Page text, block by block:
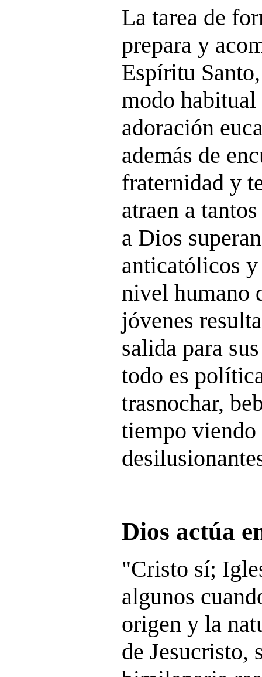
La tarea de
prepara y
Espíritu
modo
adoración
además de
fraternidad y
atraen a
a Dios
anticatólicos
nivel humano
jóvenes
salida para
todo es
trasnochar,
tiempo viendo
Dios actúa
"Cristo sí;
algunos
origen y la
de Jesucristo,